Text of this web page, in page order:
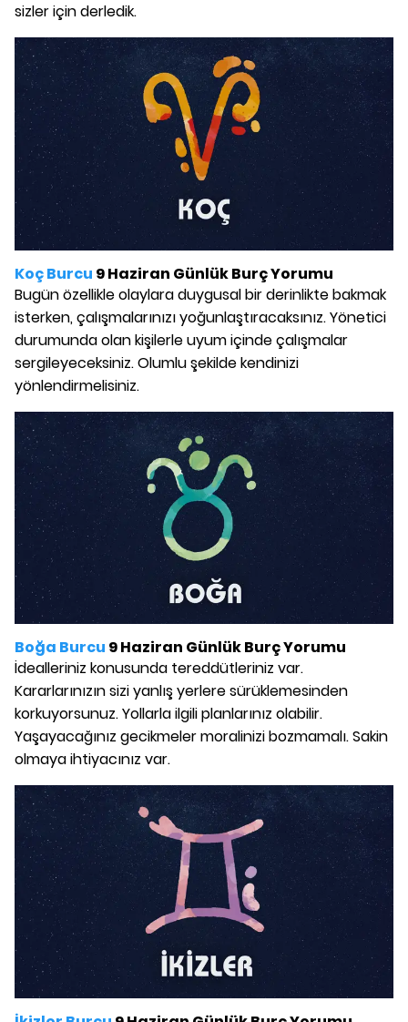
sizler için derledik.
Koç Burcu 9 Haziran Günlük Burç Yorumu
Bugün özellikle olaylara duygusal bir derinlikte bakmak
isterken, çalışmalarınızı yoğunlaştıracaksınız. Yönetici
durumunda olan kişilerle uyum içinde çalışmalar
sergileyeceksiniz. Olumlu şekilde kendinizi
yönlendirmelisiniz.
Boğa Burcu 9 Haziran Günlük Burç Yorumu
İdealleriniz konusunda tereddütleriniz var.
Kararlarınızın sizi yanlış yerlere sürüklemesinden
korkuyorsunuz. Yollarla ilgili planlarınız olabilir.
Yaşayacağınız gecikmeler moralinizi bozmamalı. Sakin
olmaya ihtiyacınız var.